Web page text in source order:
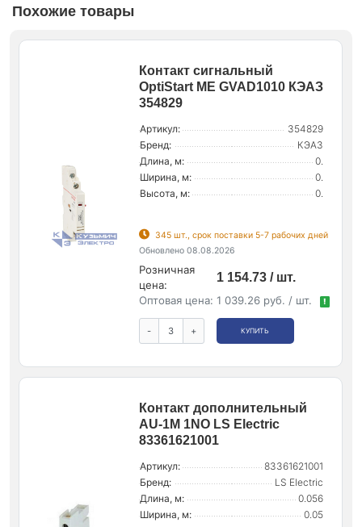
Похожие товары
Контакт сигнальный
OptiStart ME GVAD1010 КЭАЗ
354829
Артикул:
354829
Бренд:
КЭАЗ
Длина, м:
0.
Ширина, м:
0.
Высота, м:
0.
345 шт., срок поставки 5-7 рабочих дней
Обновлено 08.08.2026
Розничная
цена:
1 154.73 / шт.
Оптовая цена: 1 039.26 руб. / шт. !
- + КУПИТЬ
Контакт дополнительный
AU-1M 1NO LS Electric
83361621001
Артикул:
83361621001
Бренд:
LS Electric
Длина, м:
0.056
Ширина, м:
0.05